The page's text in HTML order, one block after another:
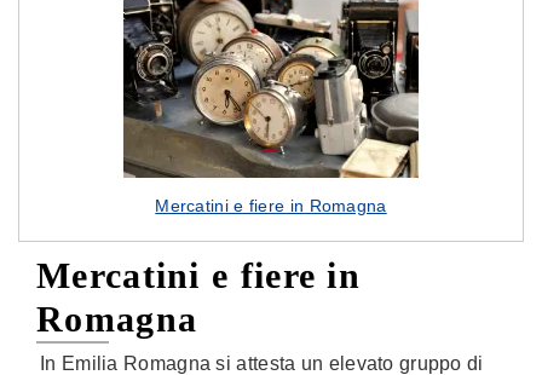
Mercatini e fiere in Romagna
Mercatini e fiere in
Romagna
In Emilia Romagna si attesta un elevato gruppo di